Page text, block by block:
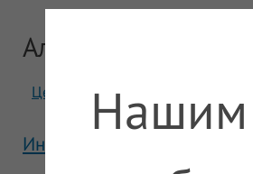
Алкотестер
Цены Отзывы
Инструкция Алкотестер
Нашим